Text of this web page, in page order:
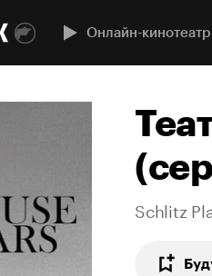
Онлайн-кинотеатр
(
Schlitz